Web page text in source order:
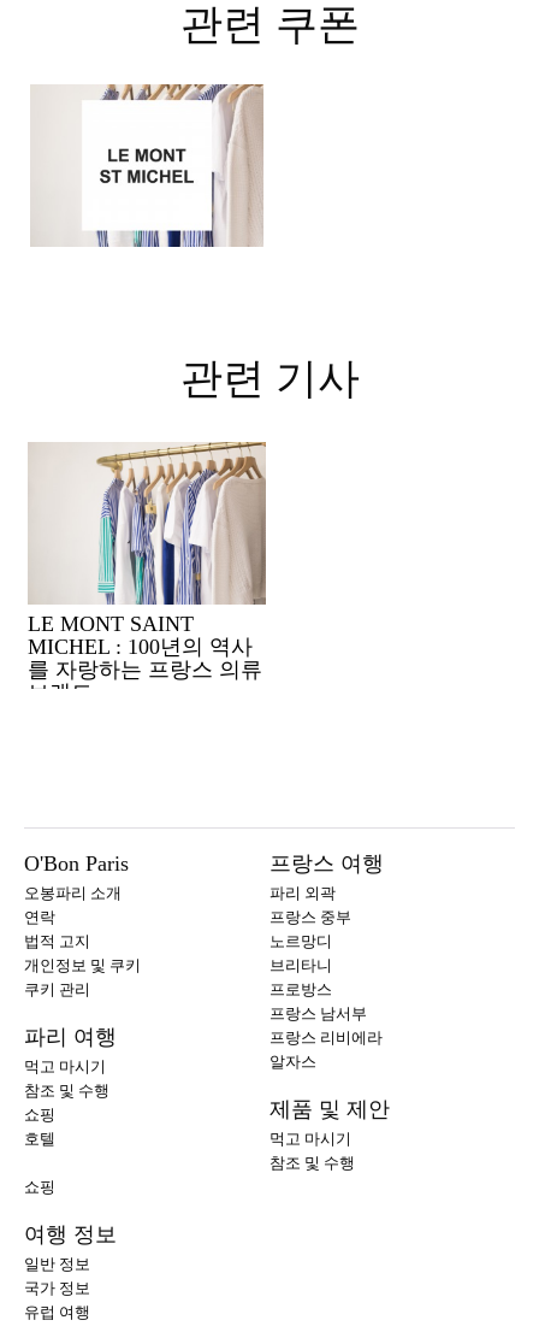
관련 쿠폰
관련 기사
LE MONT SAINT
MICHEL : 100년의 역사
를 자랑하는 프랑스 의류
브랜드
O'Bon Paris
오봉파리 소개
연락
법적 고지
개인정보 및 쿠키
쿠키 관리
파리 여행
먹고 마시기
참조 및 수행
쇼핑
호텔
프랑스 여행
파리 외곽
프랑스 중부
노르망디
브리타니
프로방스
프랑스 남서부
프랑스 리비에라
알자스
제품 및 제안
먹고 마시기
참조 및 수행
쇼핑
여행 정보
일반 정보
국가 정보
유럽 여행